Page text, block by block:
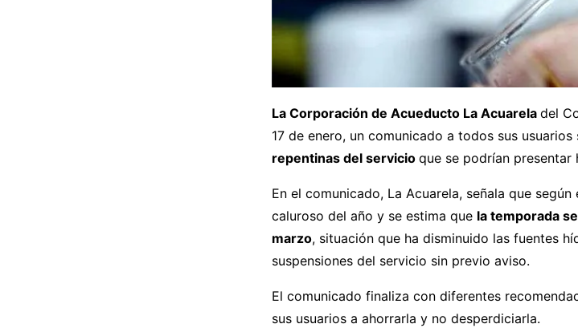
La Corporación de Acueducto La Acuarela del
17 de enero, un comunicado a todos sus usuarios
repentinas del servicio que se podrían presentar
En el comunicado, La Acuarela, señala que según
caluroso del año y se estima que la temporada
marzo, situación que ha disminuido las fuentes
suspensiones del servicio sin previo aviso.
El comunicado finaliza con diferentes
sus usuarios a ahorrarla y no desperdiciarla.